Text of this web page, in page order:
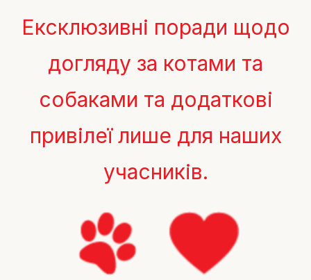
Ексклюзивні поради щодо
догляду за котами та
собаками та додаткові
привілеї лише для наших
учасників.